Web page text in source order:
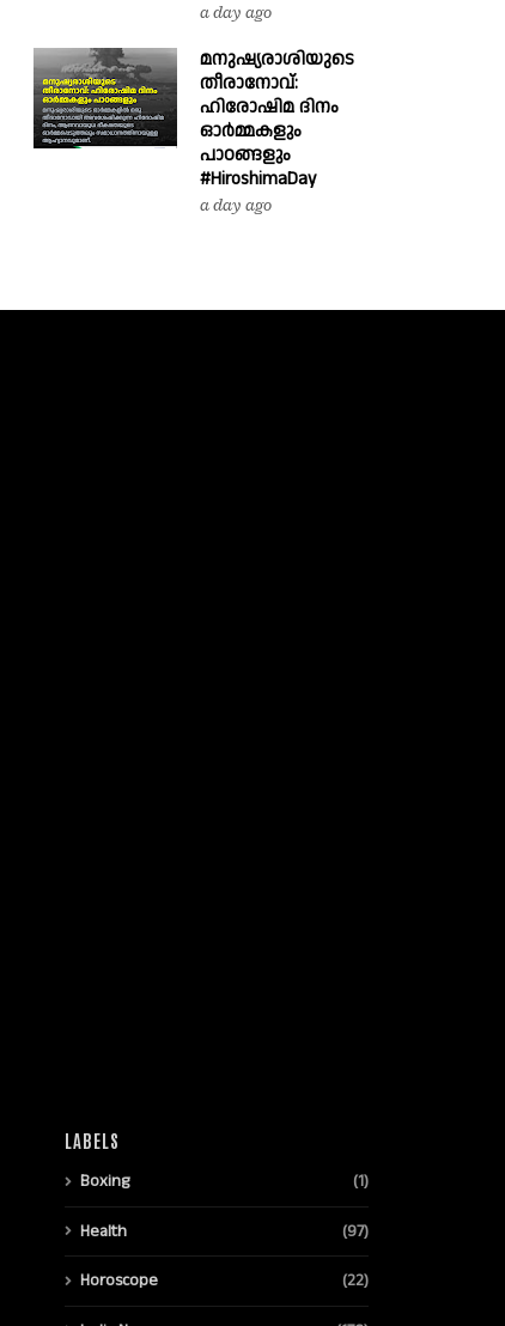
a day ago
മനുഷ്യരാശിയുടെ
തീരാനോവ്:
ഹിരോഷിമ ദിനം
ഓർമ്മകളും
പാഠങ്ങളും
#HiroshimaDay
a day ago
LABELS
Boxing (1)
Health (97)
Horoscope (22)